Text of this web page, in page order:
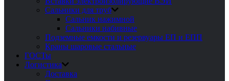
Сальники для труб
Сальник нажимной
Сальники набивные
Подземные емкости и резервуары ЕП и ЕПП
Краны шаровые стальные
ГОСТы
Логистика
Доставка